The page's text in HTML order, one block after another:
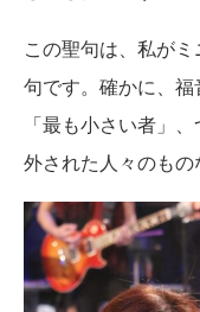
この聖句は、私が
句です。確かに、
「最も小さい者」
外された人々のもの